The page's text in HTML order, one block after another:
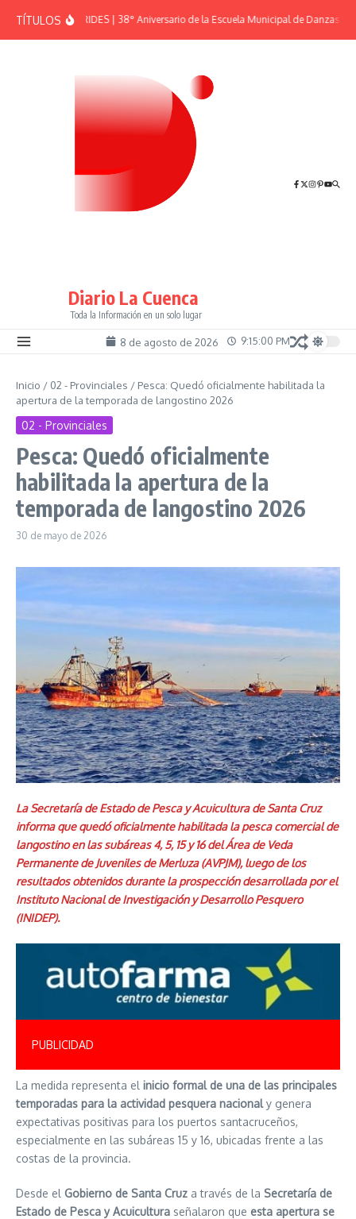
TÍTULOSEFEMÉRIDES | 38° Aniversario de la Escuela Municipal de Danzas “El
Diario La Cuenca
Toda la Información en un solo lugar
8 de agosto de 2026 9:15:00 PM
Inicio / 02 - Provinciales / Pesca: Quedó oficialmente habilitada la
apertura de la temporada de langostino 2026
02 - Provinciales
Pesca: Quedó oficialmente
habilitada la apertura de la
temporada de langostino 2026
30 de mayo de 2026
La Secretaría de Estado de Pesca y Acuicultura de Santa Cruz
informa que quedó oficialmente habilitada la pesca comercial de
langostino en las subáreas 4, 5, 15 y 16 del Área de Veda
Permanente de Juveniles de Merluza (AVPJM), luego de los
resultados obtenidos durante la prospección desarrollada por el
Instituto Nacional de Investigación y Desarrollo Pesquero
(INIDEP).
PUBLICIDAD
La medida representa el inicio formal de una de las principales
temporadas para la actividad pesquera nacionaly genera
expectativas positivas para los puertos santacruceños,
especialmente en las subáreas 15 y 16, ubicadas frente a las
costas de la provincia.
Desde el Gobierno de Santa Cruz a través de la Secretaría de
Estado de Pesca y Acuicultura señalaron que esta apertura se